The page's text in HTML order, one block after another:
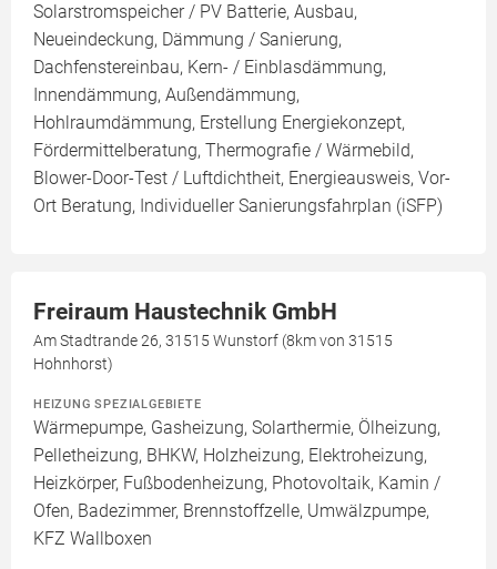
Solarstromspeicher / PV Batterie, Ausbau,
Neueindeckung, Dämmung / Sanierung,
Dachfenstereinbau, Kern- / Einblasdämmung,
Innendämmung, Außendämmung,
Hohlraumdämmung, Erstellung Energiekonzept,
Fördermittelberatung, Thermografie / Wärmebild,
Blower-Door-Test / Luftdichtheit, Energieausweis, Vor-
Ort Beratung, Individueller Sanierungsfahrplan (iSFP)
Freiraum Haustechnik GmbH
Am Stadtrande 26, 31515 Wunstorf (8km von 31515
Hohnhorst)
HEIZUNG SPEZIALGEBIETE
Wärmepumpe, Gasheizung, Solarthermie, Ölheizung,
Pelletheizung, BHKW, Holzheizung, Elektroheizung,
Heizkörper, Fußbodenheizung, Photovoltaik, Kamin /
Ofen, Badezimmer, Brennstoffzelle, Umwälzpumpe,
KFZ Wallboxen